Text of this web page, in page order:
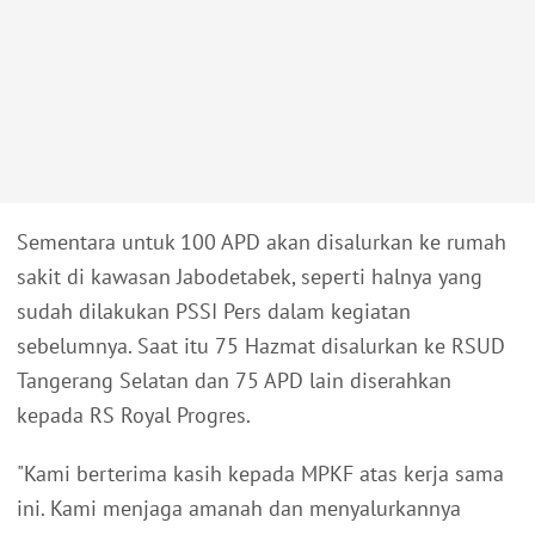
Sementara untuk 100 APD akan disalurkan ke rumah
sakit di kawasan Jabodetabek, seperti halnya yang
sudah dilakukan PSSI Pers dalam kegiatan
sebelumnya. Saat itu 75 Hazmat disalurkan ke RSUD
Tangerang Selatan dan 75 APD lain diserahkan
kepada RS Royal Progres.
"Kami berterima kasih kepada MPKF atas kerja sama
ini. Kami menjaga amanah dan menyalurkannya